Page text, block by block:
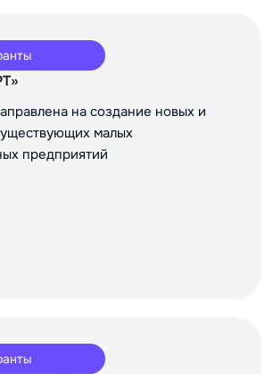
на создание новых и
малых
предприятий